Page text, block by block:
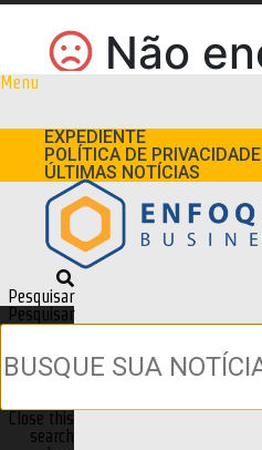
Menu
EXPEDIENTE
POLÍTICA DE PRIVACIDADE
ÚLTIMAS NOTÍCIAS
Pesquisar
Pesquisar
Close this
search